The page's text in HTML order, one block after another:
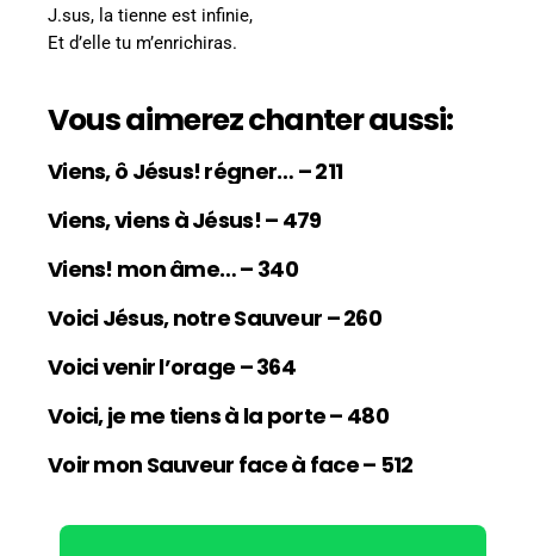
J.sus, la tienne est infinie,
Et d’elle tu m’enrichiras.
Vous aimerez chanter aussi:
Viens, ô Jésus! régner… – 211
Viens, viens à Jésus! – 479
Viens! mon âme… – 340
Voici Jésus, notre Sauveur – 260
Voici venir l’orage – 364
Voici, je me tiens à la porte – 480
Voir mon Sauveur face à face – 512